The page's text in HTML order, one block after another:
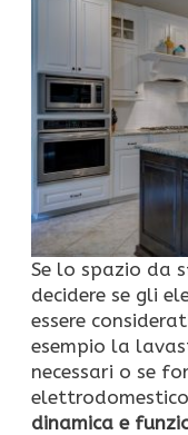
Se lo spazio da
decidere se gli
essere
esempio la
necessari o se
dinamica e